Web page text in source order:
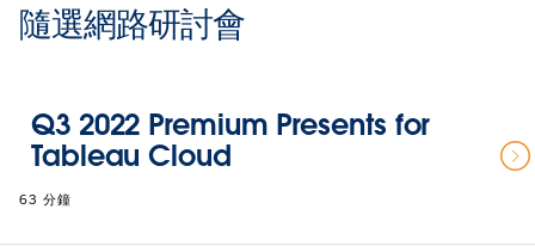
隨選網路研討會
Q3 2022 Premium Presents for
Tableau Cloud
63 分鐘